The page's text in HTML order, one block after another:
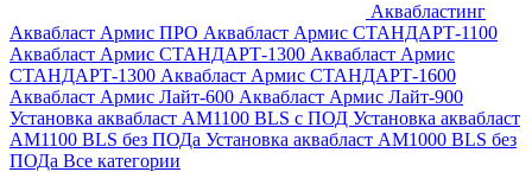
Аквабластинг
Аквабласт Армис ПРО Аквабласт Армис СТАНДАРТ-1100
Аквабласт Армис СТАНДАРТ-1300 Аквабласт Армис
СТАНДАРТ-1300 Аквабласт Армис СТАНДАРТ-1600
Аквабласт Армис Лайт-600 Аквабласт Армис Лайт-900
Установка аквабласт AM1100 BLS с ПОД Установка аквабласт
AM1100 BLS без ПОДа Установка аквабласт AM1000 BLS без
ПОДа Все категории